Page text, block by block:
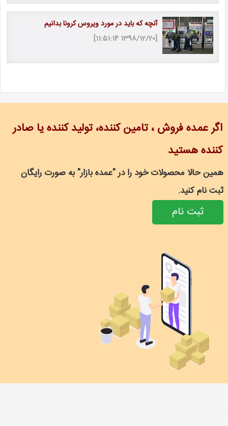
آنچه که باید در مورد ویروس کرونا بدانیم
[1398/12/20 11:51:14]
اگر عمده فروش ، تامین کننده، تولید کننده یا صادر
کننده هستید
همین حالا محصولات خود را در "عمده بازار" به صورت رایگان
ثبت نام کنید.
ثبت نام